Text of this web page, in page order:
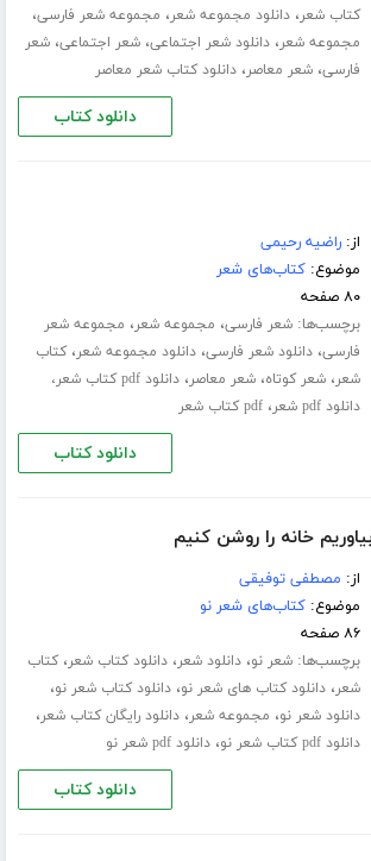
کتاب شعر،دانلود مجموعه شعر، مجموعه شعر فارسی،
مجموعه شعر،دانلود شعر اجتماعی،شعر اجتماعی،شعر
فارسی،شعر معاصر،دانلود کتاب شعر معاصر
دانلود کتاب
از:راضیه رحیمی
موضوع:کتاب‌های شعر
۸۰ صفحه
برچسب‌ها:شعر فارسی، مجموعه شعر، مجموعه شعر
فارسی،دانلود شعر فارسی،دانلود مجموعه شعر،کتاب
شعر،شعر کوتاه،شعر معاصر،
دانلود pdf کتاب شعر،
دانلود pdf شعر
،pdf کتاب شعر
دانلود کتاب
خانه را روشن کنیم
از: مصطفی توفیقی
موضوع:کتاب‌های شعر نو
۸۶ صفحه
برچسب‌ها:شعر نو،دانلود شعر،دانلود کتاب شعر،کتاب
شعر،دانلود کتاب های شعر نو،دانلود کتاب شعر نو،
دانلود شعر نو، مجموعه شعر،دانلود رایگان کتاب شعر،
دانلود pdf کتاب شعر نو ،دانلود pdf شعر نو
دانلود کتاب